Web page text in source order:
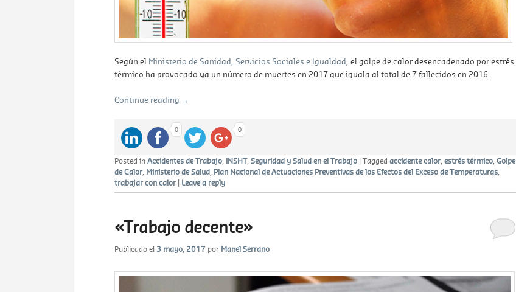
Según el Ministerio de Sanidad, Servicios Sociales e Igualdad , el golpe de calor desencadenado por estrés
térmico ha provocado ya un número de muertes en 2017 que iguala al total de 7 fallecidos en 2016.
Continue reading →
0 0
Posted in Accidentes de Trabajo INSHT, Seguridad y Salud en el Trabajo Tagged accidente calor estrés térmico Golpe
de Calor Ministerio de Salud Plan Nacional de Actuaciones Preventivas de los Efectos del Exceso de Temperaturas
trabajar con calor
Leave a reply
«Trabajo decente»
Publicado el 3 mayo, 2017 por Manel Serrano